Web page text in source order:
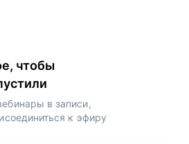
чтобы
в записи,
к эфиру